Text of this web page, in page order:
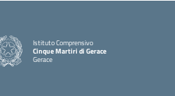
Istituto Comprensivo
Cinque Martiri di Gerace
Gerace